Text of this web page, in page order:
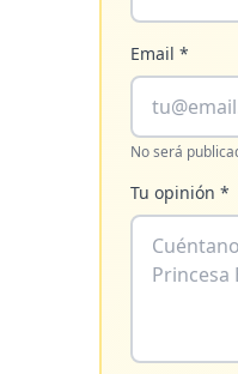
Email *
No será
Tu opinión *